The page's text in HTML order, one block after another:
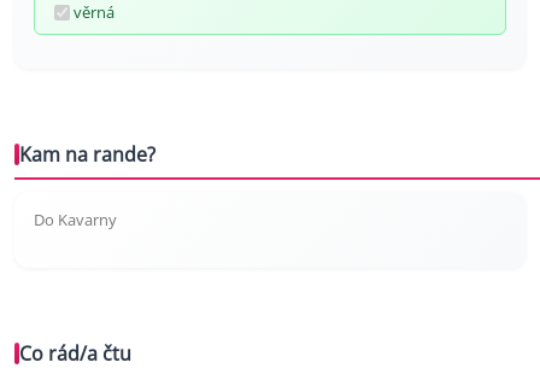
věrná
Kam na rande?
Do Kavarny
Co rád/a čtu